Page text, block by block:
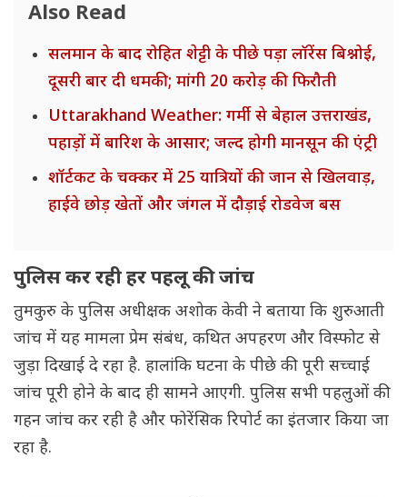
Also Read
सलमान के बाद रोहित शेट्टी के पीछे पड़ा लॉरेंस बिश्नोई,
दूसरी बार दी धमकी; मांगी 20 करोड़ की फिरौती
Uttarakhand Weather: गर्मी से बेहाल उत्तराखंड,
पहाड़ों में बारिश के आसार; जल्द होगी मानसून की एंट्री
शॉर्टकट के चक्कर में 25 यात्रियों की जान से खिलवाड़,
हाईवे छोड़ खेतों और जंगल में दौड़ाई रोडवेज बस
पुलिस कर रही हर पहलू की जांच
तुमकुरु के पुलिस अधीक्षक अशोक केवी ने बताया कि शुरुआती
जांच में यह मामला प्रेम संबंध, कथित अपहरण और विस्फोट से
जुड़ा दिखाई दे रहा है. हालांकि घटना के पीछे की पूरी सच्चाई
जांच पूरी होने के बाद ही सामने आएगी. पुलिस सभी पहलुओं की
गहन जांच कर रही है और फोरेंसिक रिपोर्ट का इंतजार किया जा
रहा है.